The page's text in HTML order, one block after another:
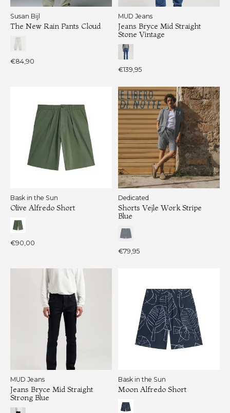
Susan Bijl
The New Rain Pants Cloud
€84,90
MUD Jeans
Jeans Bryce Mid Straight
Stone Vintage
€139,95
Bask in the Sun
Olive Alfredo Short
€90,00
Dedicated
Shorts Vejle Work Stripe
Blue
€79,95
MUD Jeans
Jeans Bryce Mid Straight
Strong Blue
Bask in the Sun
Moon Alfredo Short